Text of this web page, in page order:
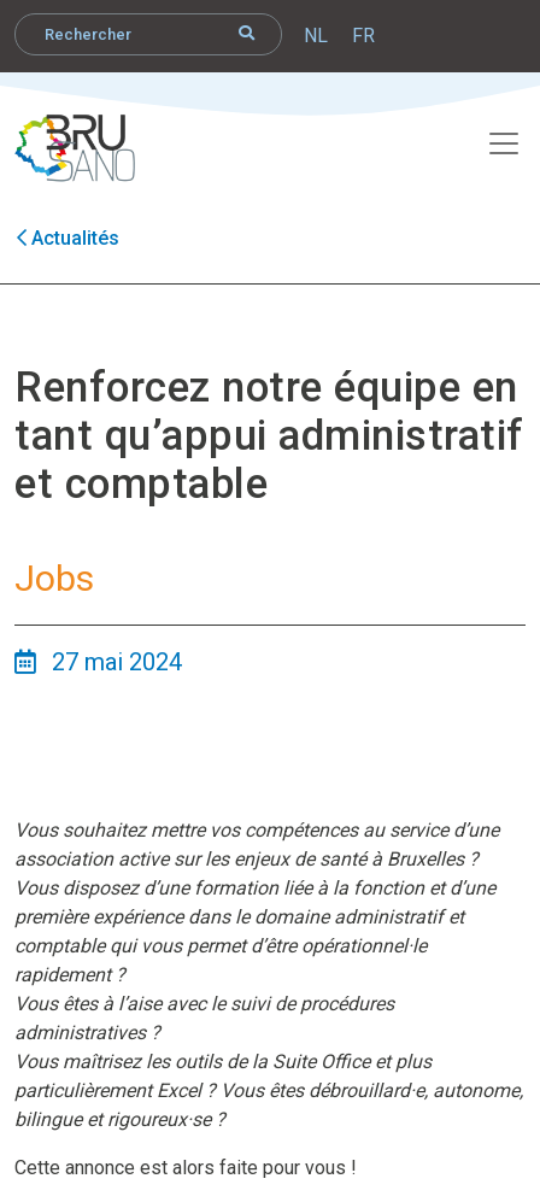
NL FR
Actualités
Renforcez notre équipe en
tant qu’appui administratif
et comptable
Jobs
27 mai 2024
Vous souhaitez mettre vos compétences au service d’une
association active sur les enjeux de santé à Bruxelles ?
Vous disposez d’une formation liée à la fonction et d’une
première expérience dans le domaine administratif et
comptable qui vous permet d’être opérationnel·le
rapidement ?
Vous êtes à l’aise avec le suivi de procédures
administratives ?
Vous maîtrisez les outils de la Suite Office et plus
particulièrement Excel ? Vous êtes débrouillard·e, autonome,
bilingue et rigoureux·se ?
Cette annonce est alors faite pour vous !